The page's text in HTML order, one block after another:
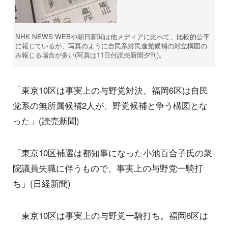
NHK NEWS WEBや朝日新聞は他メディアに比べて、比較的公平
に報じているが、写真のように自民系対民進党候補の対立構図の
み報じる場合が多い(写真は11日付読売新聞夕刊)。
「東京10区は事実上の与野党対決、福岡6区は自民
党系の無所属候補2人が、野党候補と争う構図とな
った」(読売新聞)
「東京10区補選は都知事になった小池百合子氏の衆
院議員失職に伴うもので、事実上の与野党一騎打
ち」(日経新聞)
「東京10区は事実上の与野党一騎打ち。福岡6区は